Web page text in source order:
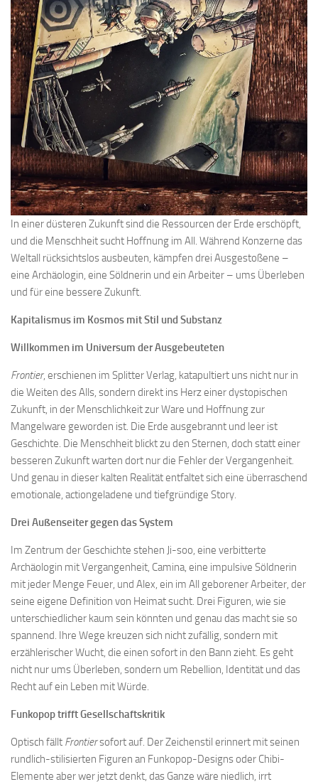
In einer düsteren Zukunft sind die Ressourcen der Erde erschöpft,
und die Menschheit sucht Hoffnung im All. Während Konzerne das
Weltall rücksichtslos ausbeuten, kämpfen drei Ausgestoßene –
eine Archäologin, eine Söldnerin und ein Arbeiter – ums Überleben
und für eine bessere Zukunft.
Kapitalismus im Kosmos mit Stil und Substanz
Willkommen im Universum der Ausgebeuteten
Frontier, erschienen im Splitter Verlag, katapultiert uns nicht nur in
die Weiten des Alls, sondern direkt ins Herz einer dystopischen
Zukunft, in der Menschlichkeit zur Ware und Hoffnung zur
Mangelware geworden ist. Die Erde ausgebrannt und leer ist
Geschichte. Die Menschheit blickt zu den Sternen, doch statt einer
besseren Zukunft warten dort nur die Fehler der Vergangenheit.
Und genau in dieser kalten Realität entfaltet sich eine überraschend
emotionale, actiongeladene und tiefgründige Story.
Drei Außenseiter gegen das System
Im Zentrum der Geschichte stehen Ji-soo, eine verbitterte
Archäologin mit Vergangenheit, Camina, eine impulsive Söldnerin
mit jeder Menge Feuer, und Alex, ein im All geborener Arbeiter, der
seine eigene Definition von Heimat sucht. Drei Figuren, wie sie
unterschiedlicher kaum sein könnten und genau das macht sie so
spannend. Ihre Wege kreuzen sich nicht zufällig, sondern mit
erzählerischer Wucht, die einen sofort in den Bann zieht. Es geht
nicht nur ums Überleben, sondern um Rebellion, Identität und das
Recht auf ein Leben mit Würde.
Funkopop trifft Gesellschaftskritik
Optisch fällt Frontiersofort auf. Der Zeichenstil erinnert mit seinen
rundlich-stilisierten Figuren an Funkopop-Designs oder Chibi-
Elemente aber wer jetzt denkt, das Ganze wäre niedlich, irrt